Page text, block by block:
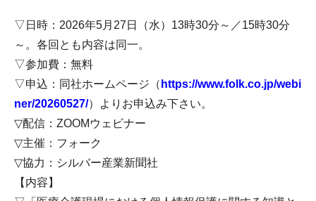
▽日時：2026年5月27日（水）13時30分～／15時30分
～。各回とも内容は同一。
▽参加費：無料
▽申込：同社ホームページ（ https://www.folk.co.jp/webi
ner/20260527/）よりお申込み下さい。
▽配信：ZOOMウェビナー
▽主催：フォーク
▽協力：シルバー産業新聞社
【内容】